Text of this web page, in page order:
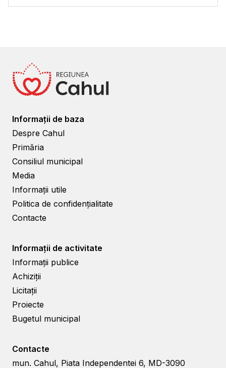
Informații de baza
Despre Cahul
Primăria
Consiliul municipal
Media
Informații utile
Politica de confidențialitate
Contacte
Informații de activitate
Informații publice
Achiziții
Licitații
Proiecte
Bugetul municipal
Contacte
mun. Cahul, Piata Independentei 6, MD-3090